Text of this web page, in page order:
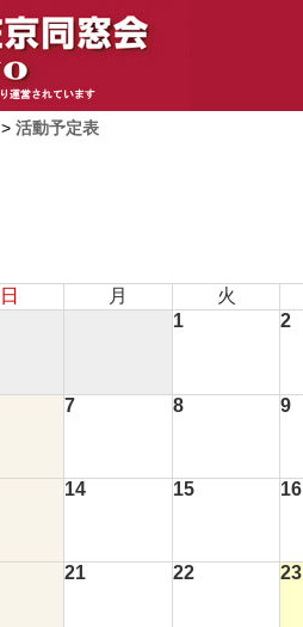
> 活動予定表
日 月 火
1
2
7 8 9
14 15 16
21 22 23